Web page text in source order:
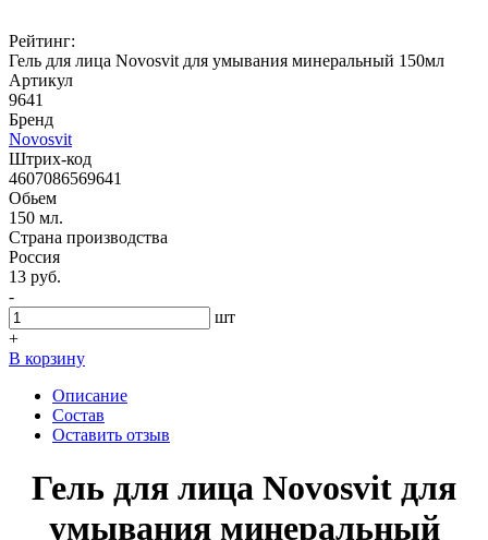
Рейтинг:
Гель для лица Novosvit для умывания минеральный 150мл
Артикул
9641
Бренд
Novosvit
Штрих-код
4607086569641
Обьем
150 мл.
Страна производства
Россия
13 руб.
-
шт
+
В корзину
Описание
Состав
Оставить отзыв
Гель для лица Novosvit для
умывания минеральный